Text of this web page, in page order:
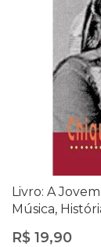
Livro: A
Música,
R$ 19,90